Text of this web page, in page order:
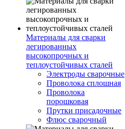
Материалы для сварки
легированных
высокопрочных и
теплоустойчивых сталей
Электроды сварочные
Проволока сплошная
Проволока
порошковая
Прутки присадочные
Флюс сварочный